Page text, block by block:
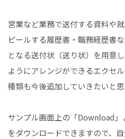
営業など業務で送付する資料や
ピールする履歴書・職務経歴書
となる送付状（送り状）を用意
ようにアレンジができるエクセ
種類も今後追加していきたいと思
サンプル画面上の「Download
をダウンロードできますので、